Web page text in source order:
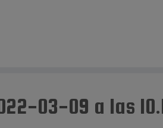
03-09 a las